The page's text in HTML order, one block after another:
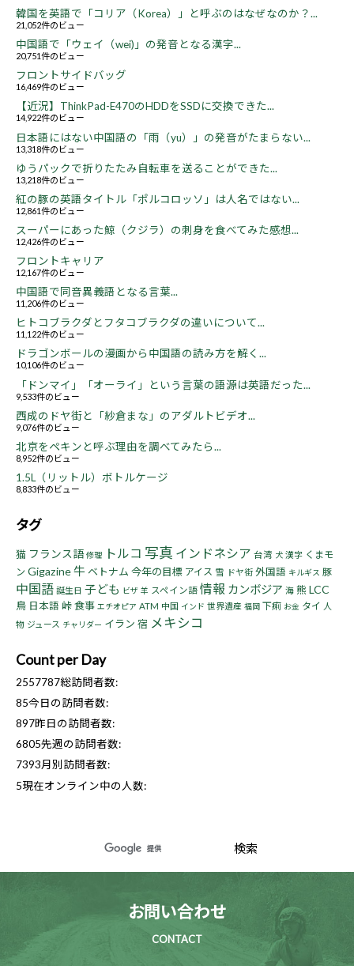
韓国を英語で「コリア（Korea）」と呼ぶのはなぜなのか？...
21,052件のビュー
中国語で「ウェイ（wei)」の発音となる漢字...
20,751件のビュー
フロントサイドバッグ
16,469件のビュー
【近況】ThinkPad-E470のHDDをSSDに交換できた...
14,922件のビュー
日本語にはない中国語の「雨（yu）」の発音がたまらない...
13,318件のビュー
ゆうパックで折りたたみ自転車を送ることができた...
13,218件のビュー
紅の豚の英語タイトル「ポルコロッソ」は人名ではない...
12,861件のビュー
スーパーにあった鯨（クジラ）の刺身を食べてみた感想...
12,426件のビュー
フロントキャリア
12,167件のビュー
中国語で同音異義語となる言葉...
11,206件のビュー
ヒトコブラクダとフタコブラクダの違いについて...
11,122件のビュー
ドラゴンボールの漫画から中国語の読み方を解く...
10,106件のビュー
「ドンマイ」「オーライ」という言葉の語源は英語だった...
9,533件のビュー
西成のドヤ街と「紗倉まな」のアダルトビデオ...
9,076件のビュー
北京をペキンと呼ぶ理由を調べてみたら...
8,952件のビュー
1.5L（リットル）ボトルケージ
8,833件のビュー
タグ
猫 フランス語 修理 トルコ 写真 インドネシア 台湾 犬 漢字 くまモ
ン Gigazine牛 ベトナム 今年の目標 アイス 雪 ドヤ街 外国語 キルギス 豚
中国語 誕生日 子ども ビザ 羊 スペイン語 情報 カンボジア 海 熊LCC
鳥 日本語 峠食事 エチオピア ATM 中国 インド 世界遺産 福岡 下痢 お金 タイ 人
物 ジュース チャリダー イラン 宿 メキシコ
Count per Day
2557787総訪問者数:
85今日の訪問者数:
897昨日の訪問者数:
6805先週の訪問者数:
7393月別訪問者数:
5現在オンライン中の人数:
お問い合わせ
CONTACT